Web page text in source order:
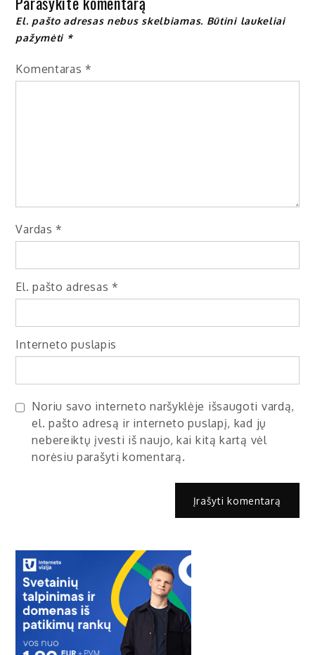
El. pašto adresas nebus skelbiamas. Būtini laukeliai
pažymėti *
Komentaras *
Vardas *
El. pašto adresas *
Interneto puslapis
Noriu savo interneto naršyklėje išsaugoti vardą,
el. pašto adresą ir interneto puslapį, kad jų
nebereiktų įvesti iš naujo, kai kitą kartą vėl
norėsiu parašyti komentarą.